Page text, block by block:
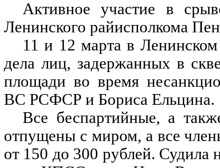
Активное участие в
Ленинского райисполкома
11 и 12 марта в
дела лиц, задержанных в
площади во время
ВС РСФСР и Бориса Ельцина.
Все беспартийные, а
отпущены с миром, а все
от 150 до 300 рублей. Судила